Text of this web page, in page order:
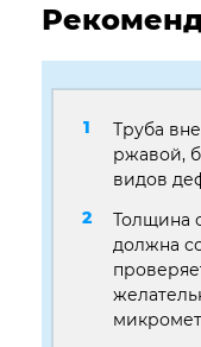
Труба
ржавой,
видов
Толщина
должна